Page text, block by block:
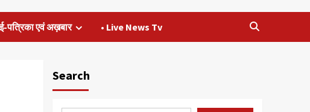
पत्रिका एवं अख़बार • Live News Tv
Search